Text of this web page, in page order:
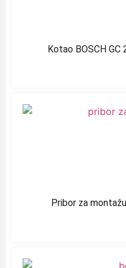
Kotao BOSCH GC
Pribor za